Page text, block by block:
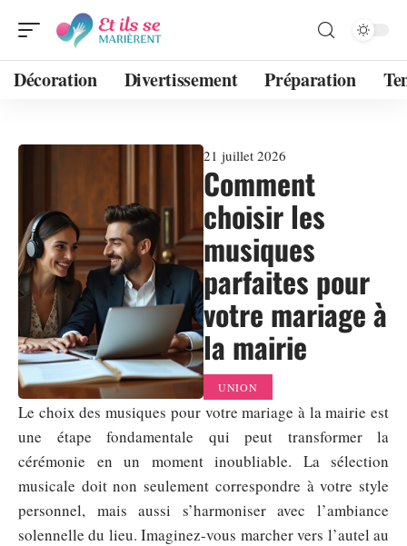
Décoration Divertissement Préparation
21 juillet 2026
Comment
choisir les
musiques
parfaites pour
votre mariage à
la mairie
UNION
Le choix des musiques pour votre mariage à la mairie est
une étape fondamentale qui peut transformer la
cérémonie en un moment inoubliable. La sélection
musicale doit non seulement correspondre à votre style
personnel, mais aussi s’harmoniser avec l’ambiance
solennelle du lieu. Imaginez-vous marcher vers l’autel au